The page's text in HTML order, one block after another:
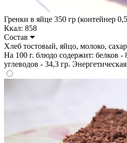
Гренки в яйце 350 гр (контейнер
Ккал: 858
Состав
Хлеб тостовый, яйцо, молоко,
На 100 г. блюдо содержит: белков -
углеводов - 34,3 гр.